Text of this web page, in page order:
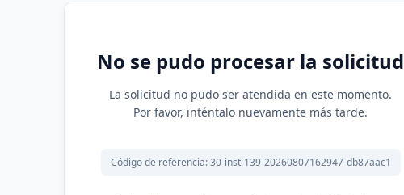
No se pudo procesar la solicitud
La solicitud no pudo ser atendida en este momento.
Por favor, inténtalo nuevamente más tarde.
Código de referencia: 30-inst-139-20260807162947-db87aac1